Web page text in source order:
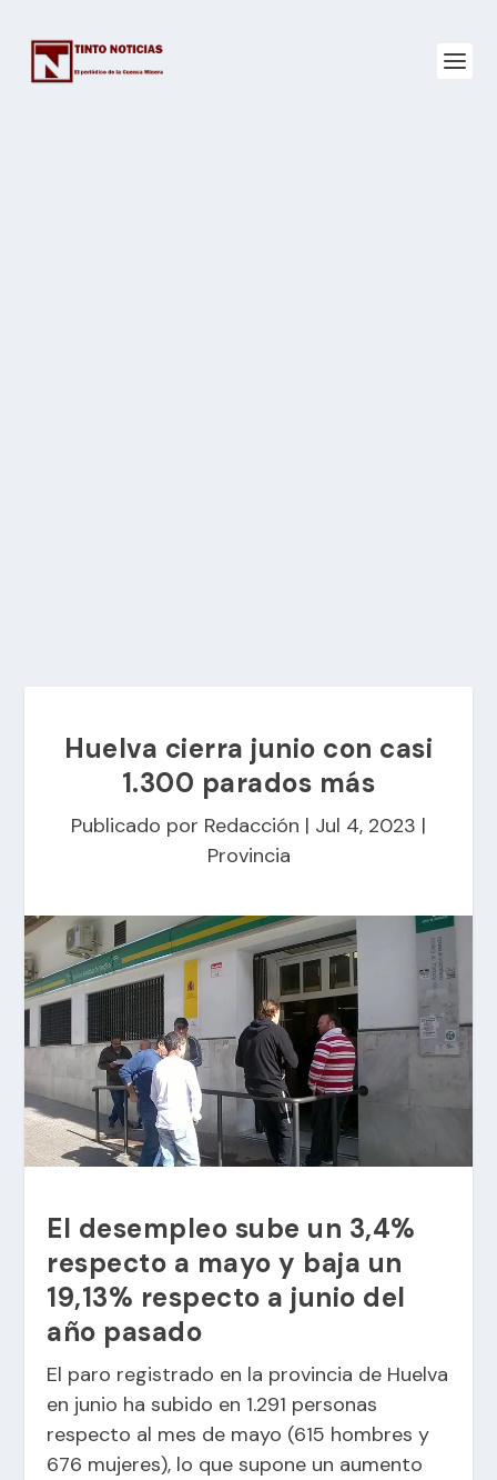
Huelva cierra junio con casi
1.300 parados más
Publicado por Redacción | Jul 4, 2023 |
Provincia
El desempleo sube un 3,4%
respecto a mayo y baja un
19,13% respecto a junio del
año pasado
El paro registrado en la provincia de Huelva
en junio ha subido en 1.291 personas
respecto al mes de mayo (615 hombres y
676 mujeres), lo que supone un aumento